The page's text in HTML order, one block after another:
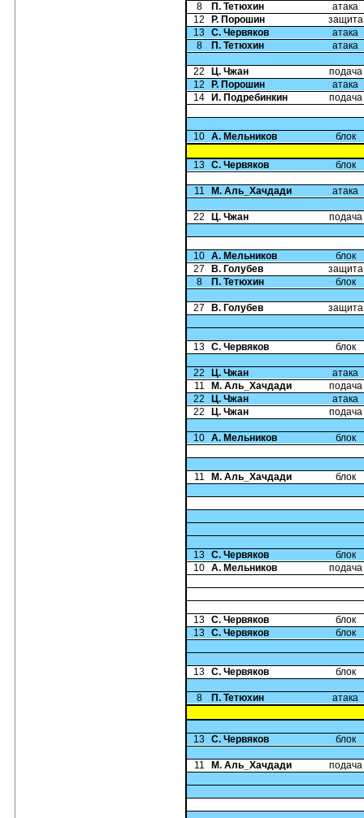
8
П. Тетюхин
атака
12
Р. Порошин
защита
13 С. Червяков
атака
8
П. Тетюхин атака
22 Ц. Чжан
подача
12
Р. Порошин
атака
14
И. Подребинкин подача
10 А. Мельников блок
13 С. Червяков блок
11 М. Аль_Хачдади атака
22 Ц. Чжан подача
10 А. Мельников
блок
27
В. Голубев
защита
8
П. Тетюхин блок
27 В. Голубев защита
13 С. Червяков блок
22 Ц. Чжан
атака
11
М. Аль_Хачдади
подача
22
Ц. Чжан
атака
22
Ц. Чжан подача
10 А. Мельников блок
11 М. Аль_Хачдади блок
13 С. Червяков
блок
10 А. Мельников подача
13 С. Червяков
блок
13 С. Червяков блок
13 С. Червяков блок
8 П. Тетюхин атака
13 С. Червяков блок
11 М. Аль_Хачдади подача